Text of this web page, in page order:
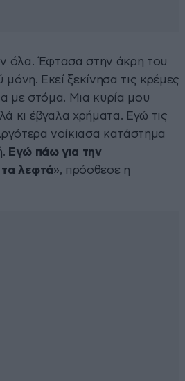
όλα. Έφτασα στην άκρη του
Εκεί ξεκίνησα τις κρέμες
με στόμα. Μια κυρία μου
κι έβγαλα χρήματα. Εγώ τις
νοίκιασα κατάστημα
Εγώ πάω για την
τα λεφτά», πρόσθεσε η